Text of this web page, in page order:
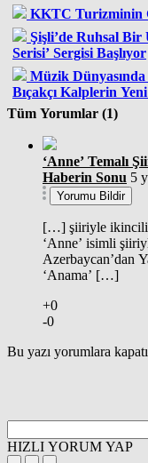
KKTC Turizminin
Şişli’de Ruhsal Bir
Serisi’ Sergisi Başlıyor
Müzik Dünyasında
Bıçakçı Kalplerin
Tüm Yorumlar (1)
‘Anne’ Temalı
Haberin Sonu 5
Yorumu Bildir
[…] şiiriyle
‘Anne’ isimli
Azerbaycan’dan
‘Anama’ […]
+0
-0
Bu yazı yorumlara
HIZLI YORUM YAP